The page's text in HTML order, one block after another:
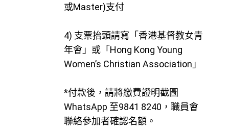
或Master)支付
4) 支票抬頭請寫「香港基督教女青
年會」或「Hong Kong Young
Women’s Christian Association」
*付款後，請將繳費證明截圖
WhatsApp 至9841 8240，職員會
聯絡參加者確認名額。